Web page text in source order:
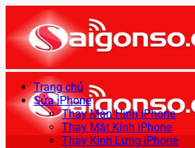
qua
nội
dung
Trang chủ
Sửa iPhone
Thay Màn Hình iPhone
Thay Mặt Kính iPhone
Thay Kính Lưng iPhone